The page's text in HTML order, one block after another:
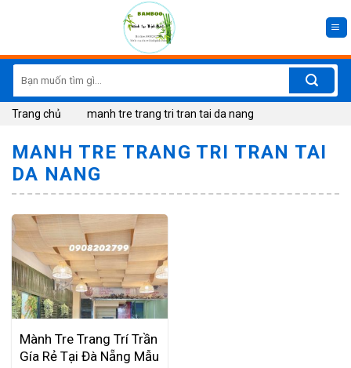
for:
Trang chủ manh tre trang tri tran tai da nang
MANH TRE TRANG TRI TRAN TAI
DA NANG
Mành Tre Trang Trí Trần
Gía Rẻ Tại Đà Nẵng Mẫu